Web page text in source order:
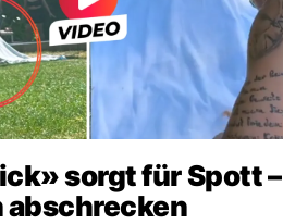
sorgt für Spott –
abschrecken